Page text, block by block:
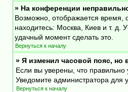
» На конференции
Возможно, отображается время,
находитесь: Москва, Киев и т. д.
удачный момент сделать это.
Вернуться к началу
» Я изменил часовой пояс, но
Если вы уверены, что правильно
Уведомите администратора для
Вернуться к началу